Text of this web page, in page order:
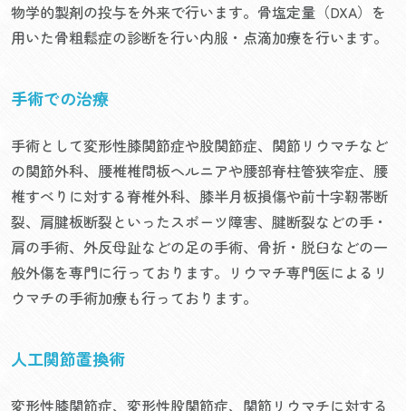
物学的製剤の投与を外来で行います。骨塩定量（DXA）を
用いた骨粗鬆症の診断を行い内服・点滴加療を行います。
手術での治療
手術として変形性膝関節症や股関節症、関節リウマチなど
の関節外科、腰椎椎間板ヘルニアや腰部脊柱管狭窄症、腰
椎すべりに対する脊椎外科、膝半月板損傷や前十字靭帯断
裂、肩腱板断裂といったスポーツ障害、腱断裂などの手・
肩の手術、外反母趾などの足の手術、骨折・脱臼などの一
般外傷を専門に行っております。リウマチ専門医によるリ
ウマチの手術加療も行っております。
人工関節置換術
変形性膝関節症、変形性股関節症、関節リウマチに対する